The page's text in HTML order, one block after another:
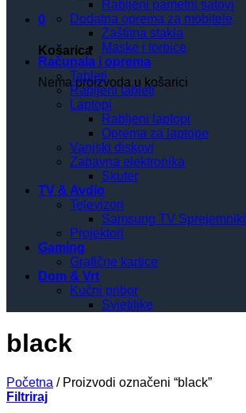
0
Košarica
Nema proizvoda u košarici
Rabljeni pametni satovi
Dodatna oprema za mobitele
Zaštitna stakla
Maske i torbice
Računala i oprema
Tableti
Rabljeni tableti
Laptopi
Rabljeni laptopi
Oprema za laptope
Vanjski diskovi
Zabavna elektronika
Skuter
TV & Avdio
Televizori
Samsung TV Sprejemniki
Projektori
Gaming
Grafične kartice
Dom & Vrt
Kučni pribor
Svjetiljke
black
Početna /Proizvodi označeni “black”
Filtriraj